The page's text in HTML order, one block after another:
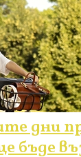
дни
бъде